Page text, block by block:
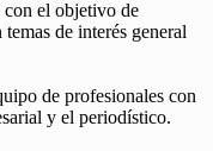
el objetivo de
de interés general
de profesionales con
y el periodístico.